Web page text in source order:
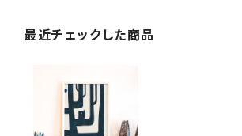
最近チェックした商品